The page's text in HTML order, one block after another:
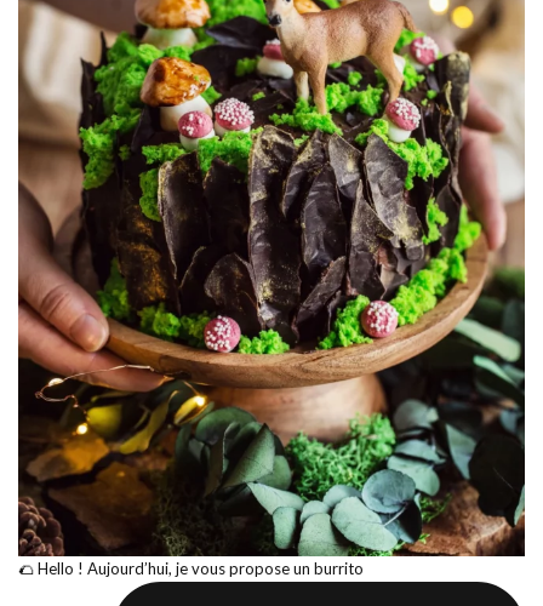
🌮 Hello ! Aujourd’hui, je vous propose un burrito